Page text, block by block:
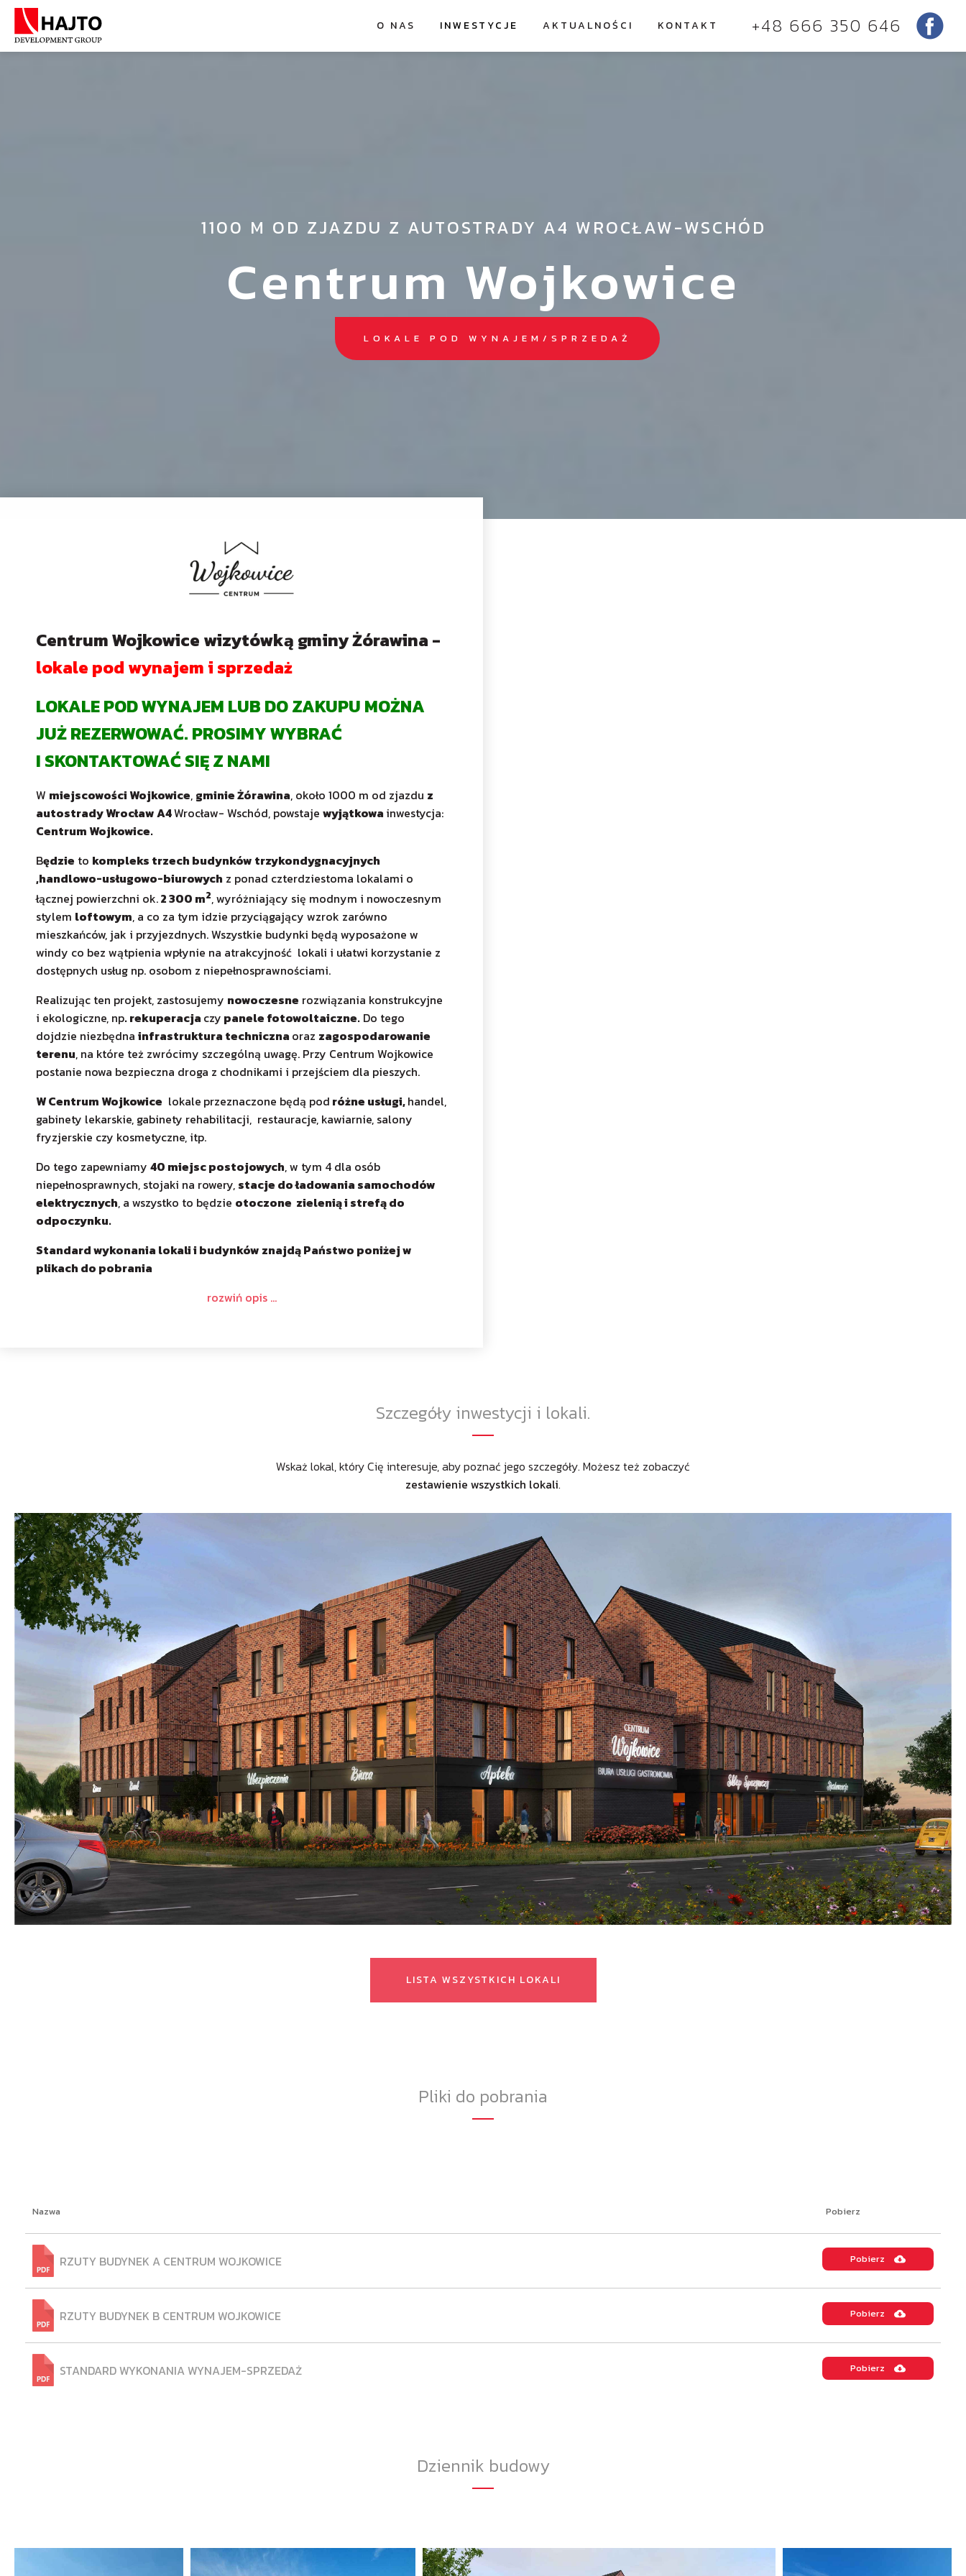
O NAS INWESTYCJE AKTUALNOŚCI KONTAKT +48 666 350 646
1100 M OD ZJAZDU Z AUTOSTRADY A4 WROCŁAW-WSCHÓD
Centrum Wojkowice
LOKALE POD WYNAJEM/SPRZEDAŻ
Centrum Wojkowice wizytówką gminy Żórawina -
lokale pod wynajem i sprzedaż
LOKALE POD WYNAJEM LUB DO ZAKUPU MOŻNA
JUŻ REZERWOWAĆ. PROSIMY WYBRAĆ
I SKONTAKTOWAĆ SIĘ Z NAMI
W miejscowości Wojkowice, gminie Żórawina, około 1000 m od zjazdu z
autostrady Wrocław A4Wrocław- Wschód, powstaje wyjątkowa inwestycja:
Centrum Wojkowice.
Będzie to kompleks trzech budynków trzykondygnacyjnych
,handlowo-usługowo-biurowych z ponad czterdziestoma lokalami o
łącznej powierzchni ok.2 300 m2, wyróżniający się modnym i nowoczesnym
stylem loftowym, a co za tym idzie przyciągający wzrok zarówno
mieszkańców, jak i przyjezdnych. Wszystkie budynki będą wyposażone w
windy co bez wątpienia wpłynie na atrakcyjność lokali i ułatwi korzystanie z
dostępnych usług np. osobom z niepełnosprawnościami.
Realizując ten projekt, zastosujemy nowoczesne rozwiązania konstrukcyjne
i ekologiczne, np. rekuperacja czy panele fotowoltaiczne. Do tego
dojdzie niezbędna infrastruktura techniczna oraz zagospodarowanie
terenu, na które też zwrócimy szczególną uwagę. Przy Centrum Wojkowice
postanie nowa bezpieczna droga z chodnikami i przejściem dla pieszych.
W Centrum Wojkowice lokale przeznaczone będą pod różne usługi,handel,
gabinety lekarskie, gabinety rehabilitacji, restauracje, kawiarnie, salony
fryzjerskie czy kosmetyczne, itp.
Do tego zapewniamy 40 miejsc postojowych, w tym 4 dla osób
niepełnosprawnych, stojaki na rowery, stacje do ładowania samochodów
elektrycznych, a wszystko to będzie otoczone zielenią i strefą do
odpoczynku.
Standard wykonania lokali i budynków znajdą Państwo poniżej w
plikach do pobrania
Szczegóły inwestycji i lokali.
Wskaż lokal, który Cię interesuje, aby poznać jego szczegóły. Możesz też zobaczyć
zestawienie wszystkich lokali.
LISTA WSZYSTKICH LOKALI
Pliki do pobrania
Nazwa Pobierz
RZUTY BUDYNEK A CENTRUM WOJKOWICE Pobierz
RZUTY BUDYNEK B CENTRUM WOJKOWICE Pobierz
STANDARD WYKONANIA WYNAJEM-SPRZEDAŻ Pobierz
Dziennik budowy